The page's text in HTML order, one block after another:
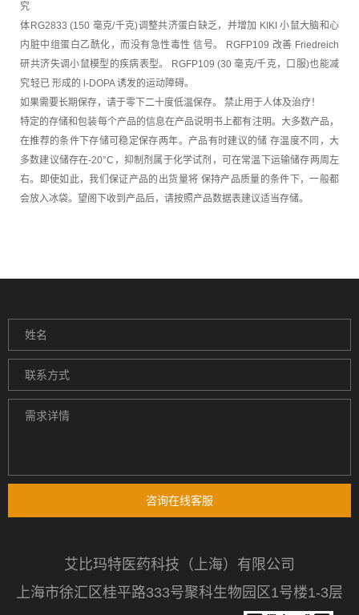
究
体
内
研
究
RG2833 (150 毫克/千克)调整共济蛋白缺乏，并增加 KIKI 小鼠大脑和心
脏中组蛋白乙酰化，而没有急性毒性 信号。 RGFP109 改善 Friedreich
共济失调小鼠模型的疾病表型。 RGFP109 (30 毫克/千克，口服)也能减
轻已 形成的 l-DOPA 诱发的运动障碍。
如果需要长期保存，请于零下二十度低温保存。 禁止用于人体及治疗！
特定的存储和包装每个产品的信息在产品说明书上都有注明。大多数产品，
在推荐的条件下存储可稳定保存两年。产品有时建议的储 存温度不同，大
多数建议储存在-20°C，抑制剂属于化学试剂，可在常温下运输储存两周左
右。即使如此，我们保证产品的出货量将 保持产品质量的条件下，一般都
会放入冰袋。望阁下收到产品后，请按照产品数据表建议适当存储。
咨询在线客服
艾比玛特医药科技（上海）有限公司
上海市徐汇区桂平路333号聚科生物园区1号楼1-3层